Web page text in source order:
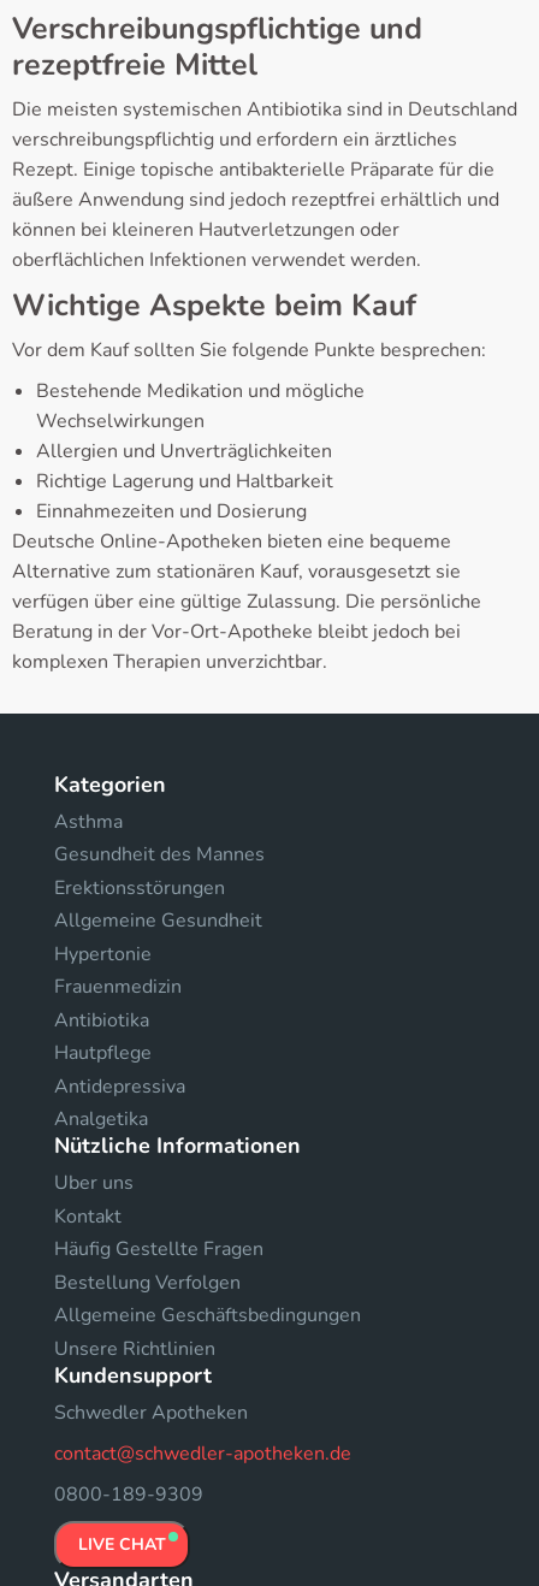
Verschreibungspflichtige und
rezeptfreie Mittel
Die meisten systemischen Antibiotika sind in Deutschland
verschreibungspflichtig und erfordern ein ärztliches
Rezept. Einige topische antibakterielle Präparate für die
äußere Anwendung sind jedoch rezeptfrei erhältlich und
können bei kleineren Hautverletzungen oder
oberflächlichen Infektionen verwendet werden.
Wichtige Aspekte beim Kauf
Vor dem Kauf sollten Sie folgende Punkte besprechen:
Bestehende Medikation und mögliche
Wechselwirkungen
Allergien und Unverträglichkeiten
Richtige Lagerung und Haltbarkeit
Einnahmezeiten und Dosierung
Deutsche Online-Apotheken bieten eine bequeme
Alternative zum stationären Kauf, vorausgesetzt sie
verfügen über eine gültige Zulassung. Die persönliche
Beratung in der Vor-Ort-Apotheke bleibt jedoch bei
komplexen Therapien unverzichtbar.
Kategorien
Asthma
Gesundheit des Mannes
Erektionsstörungen
Allgemeine Gesundheit
Hypertonie
Frauenmedizin
Antibiotika
Hautpflege
Antidepressiva
Analgetika
Nützliche Informationen
Uber uns
Kontakt
Häufig Gestellte Fragen
Bestellung Verfolgen
Allgemeine Geschäftsbedingungen
Unsere Richtlinien
Kundensupport
Schwedler Apotheken
contact@schwedler-apotheken.de
0800-189-9309
LIVE CHAT
Versandarten